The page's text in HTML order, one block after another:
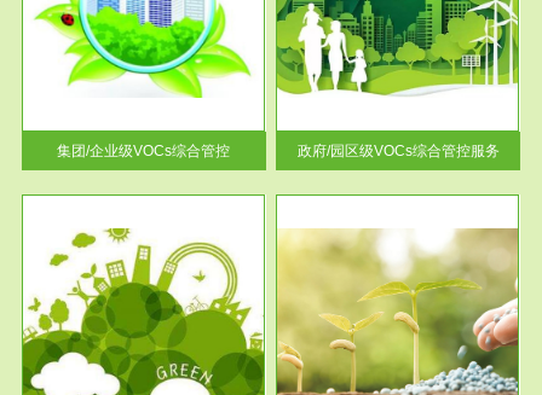
集团/企业级VOCs综合管控
政府/园区级VOCs综合管控服务
根据《石化行业挥发性有机物综
合整治方案》文件要求，到2017
年，全...
政府/园区级VOCs综合管控服务
服务范围
土壤修复